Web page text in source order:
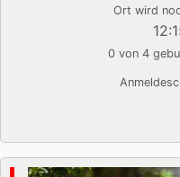
Ort wird
0 von 4